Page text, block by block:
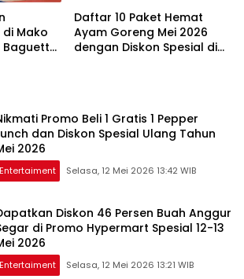
Mako
Baguette
Daftar 10 Paket Hemat
Ayam Goreng Mei 2026
dengan Diskon Spesial di
Promo Beli 1 Gratis 1 Pepper
dan Diskon Spesial Ulang Tahun
2026
Entertaiment Selasa, 12 Mei 2026 13:42 WIB
Diskon 46 Persen Buah Anggur
di Promo Hypermart Spesial 12-13
2026
Entertaiment Selasa, 12 Mei 2026 13:21 WIB